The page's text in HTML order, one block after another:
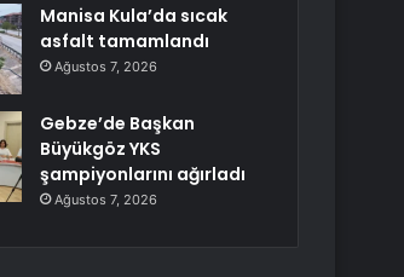
Manisa Kula’da sıcak
asfalt tamamlandı
Ağustos 7, 2026
Gebze’de Başkan
Büyükgöz YKS
şampiyonlarını ağırladı
Ağustos 7, 2026